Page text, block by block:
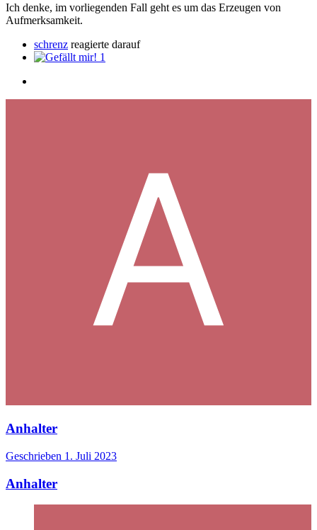
Ich denke, im vorliegenden Fall geht es um das Erzeugen von
Aufmerksamkeit.
schrenz reagierte darauf
1
Anhalter
Geschrieben 1. Juli 2023
Anhalter